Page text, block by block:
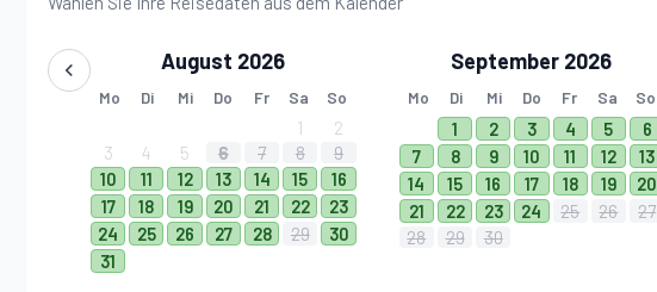
August 2026
Mo Di Mi Do Fr Sa So
1
2
3
4 5 6 7 8
9
10
11 12 13 14 15
16
17
18 19 20 21 22
23
24
25 26 27 28 29
30
31
September 2026
Mo Di Mi Do Fr Sa So
1 2 3 4 5
6
7
8 9 10 11 12
13
14
15 16 17 18 19
20
21
22 23 24 25 26
27
28
29 30